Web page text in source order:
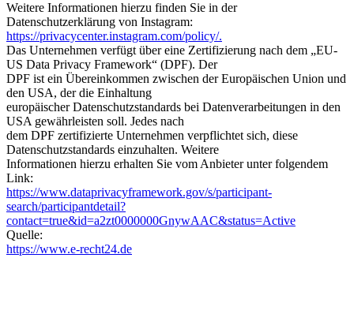
Weitere Informationen hierzu finden Sie in der
Datenschutzerklärung von Instagram:
https://privacycenter.instagram.com/policy/.
Das Unternehmen verfügt über eine Zertifizierung nach dem „EU-
US Data Privacy Framework“ (DPF). Der
DPF ist ein Übereinkommen zwischen der Europäischen Union und
den USA, der die Einhaltung
europäischer Datenschutzstandards bei Datenverarbeitungen in den
USA gewährleisten soll. Jedes nach
dem DPF zertifizierte Unternehmen verpflichtet sich, diese
Datenschutzstandards einzuhalten. Weitere
Informationen hierzu erhalten Sie vom Anbieter unter folgendem
Link:
https://www.dataprivacyframework.gov/s/participant-
search/participantdetail?
contact=true&id=a2zt0000000GnywAAC&status=Active
Quelle:
https://www.e-recht24.de